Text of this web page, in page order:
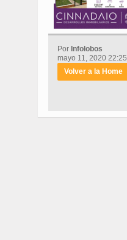
Por Infolobos
mayo 11, 2020 22:25
Volver a la Home